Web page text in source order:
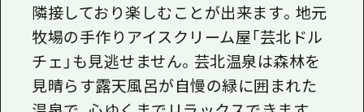
隣接しており楽しむことが出来ます。地元
牧場の手作りアイスクリーム屋「芸北ドル
チェ」も見逃せません。芸北温泉は森林を
見晴らす露天風呂が自慢の緑に囲まれた